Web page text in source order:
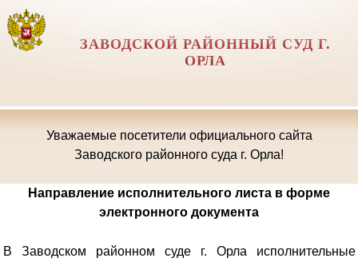
ЗАВОДСКОЙ РАЙОННЫЙ СУД Г.
ОРЛА
Уважаемые посетители официального сайта
Заводского районного суда г. Орла!
Направление исполнительного листа в форме
электронного документа
В Заводском районном суде г. Орла исполнительные